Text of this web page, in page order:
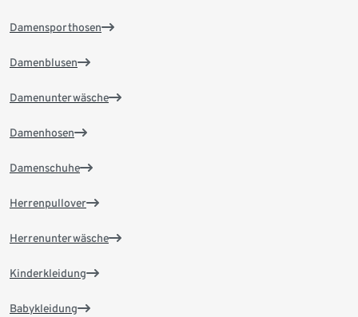
Damensporthosen
Damenblusen
Damenunterwäsche
Damenhosen
Damenschuhe
Herrenpullover
Herrenunterwäsche
Kinderkleidung
Babykleidung